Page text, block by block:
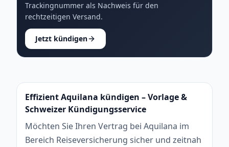
Trackingnummer als Nachweis für den
rechtzeitigen Versand.
Jetzt kündigen
Effizient Aquilana kündigen – Vorlage &
Schweizer Kündigungsservice
Möchten Sie Ihren Vertrag bei Aquilana im
Bereich Reiseversicherung sicher und zeitnah